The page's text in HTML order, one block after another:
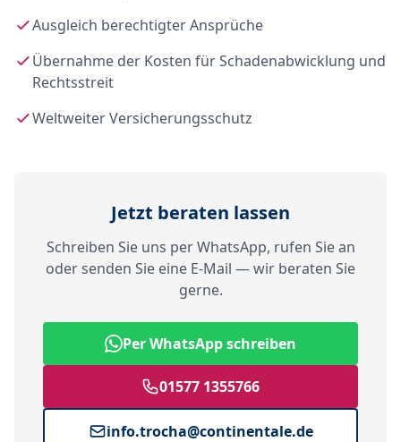
Ausgleich berechtigter Ansprüche
Übernahme der Kosten für Schadenabwicklung und
Rechtsstreit
Weltweiter Versicherungsschutz
Jetzt beraten lassen
Schreiben Sie uns per WhatsApp, rufen Sie an
oder senden Sie eine E-Mail — wir beraten Sie
gerne.
Per WhatsApp schreiben
01577 1355766
info.trocha@continentale.de